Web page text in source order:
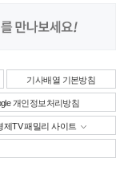
기사배열 기본방침
개인정보처리방침
제TV 패밀리 사이트